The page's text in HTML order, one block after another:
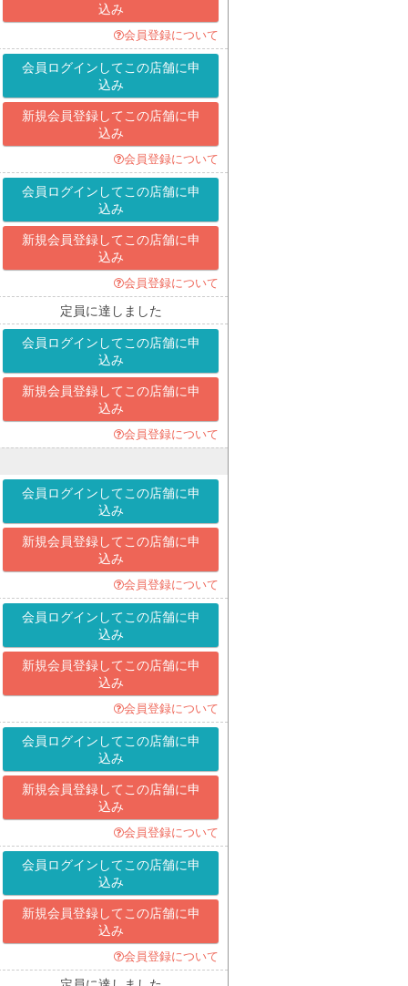
込み
会員登録について
会員ログインしてこの店舗に申
込み
新規会員登録して この店舗に申
込み
会員登録について
会員ログインしてこの店舗に申
込み
新規会員登録して この店舗に申
込み
会員登録について
定員に達しました
会員ログインしてこの店舗に申
込み
新規会員登録して この店舗に申
込み
会員登録について
会員ログインしてこの店舗に申
込み
新規会員登録して この店舗に申
込み
会員登録について
会員ログインしてこの店舗に申
込み
新規会員登録して この店舗に申
込み
会員登録について
会員ログインしてこの店舗に申
込み
新規会員登録して この店舗に申
込み
会員登録について
会員ログインしてこの店舗に申
込み
新規会員登録して この店舗に申
込み
会員登録について